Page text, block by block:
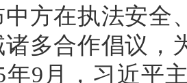
方在执法安全
诸多合作倡议，
年9月，习近平